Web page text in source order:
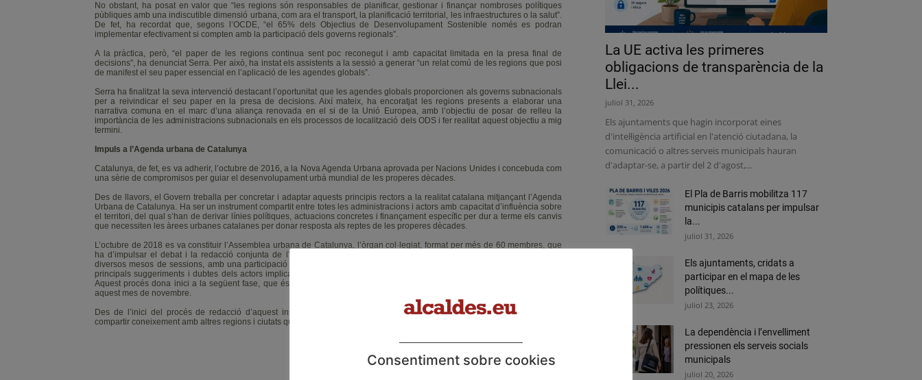
No obstant, ha posat en valor que “les regions són responsables de planificar, gestionar i finançar nombroses polítiques
públiques amb una indiscutible dimensió urbana, com ara el transport, la planificació territorial, les infraestructures o la salut”.
De fet, ha recordat que, segons l’OCDE, “el 65% dels Objectius de Desenvolupament Sostenible només es podran
implementar efectivament si compten amb la participació dels governs regionals”.
A la pràctica, però, “el paper de les regions continua sent poc reconegut i amb capacitat limitada en la presa final de
decisions”, ha denunciat Serra. Per això, ha instat els assistents a la sessió a generar “un relat comú de les regions que posi
de manifest el seu paper essencial en l’aplicació de les agendes globals”.
Serra ha finalitzat la seva intervenció destacant l’oportunitat que les agendes globals proporcionen als governs subnacionals
per a reivindicar el seu paper en la presa de decisions. Així mateix, ha encoratjat les regions presents a elaborar una
narrativa comuna en el marc d’una aliança renovada en el si de la Unió Europea, amb l’objectiu de posar de relleu la
importància de les administracions subnacionals en els processos de localització dels ODS i fer realitat aquest objectiu a mig
termini.
Impuls a l’Agenda urbana de Catalunya
Catalunya, de fet, es va adherir, l’octubre de 2016, a la Nova Agenda Urbana aprovada per Nacions Unides i concebuda com
una sèrie de compromisos per guiar el desenvolupament urbà mundial de les properes dècades.
Des de llavors, el Govern treballa per concretar i adaptar aquests principis rectors a la realitat catalana mitjançant l’Agenda
Urbana de Catalunya. Ha ser un instrument compartit entre totes les administracions i actors amb capacitat d’influència sobre
el territori, del qual s’han de derivar línies polítiques, actuacions concretes i finançament específic per dur a terme els canvis
que necessiten les àrees urbanes catalanes per donar resposta als reptes de les properes dècades.
L’octubre de 2018 es va constituir l’Assemblea urbana de Catalunya, l’òrgan col·legiat, format per més de 60 membres, que
ha d’impulsar el debat i la redacció conjunta de l’Agenda. Actualment, el procés de participació ha culminat després de
diversos mesos de sessions, amb una participació excepcional de més de 400 representants, i on s’han pogut recollir els
principals suggeriments i dubtes dels actors implicats, tant de la societat civil com dels diferents nivells de l’Administració.
Aquest procés dona inici a la següent fase, que és la celebració de la 2a Assemblea Urbana de Catalunya, prevista per a
aquest mes de novembre.
Des de l’inici del procés de redacció d’aquest instrument, el Govern ha participat en diversos fòrums multilaterals per
compartir coneixement amb altres regions i ciutats que estan impulsant les seves pròpies agendes.
La UE activa les primeres
obligacions de transparència de la
Llei...
juliol 31, 2026
Els ajuntaments que hagin incorporat eines
d'intel·ligència artificial en l'atenció ciutadana, la
comunicació o altres serveis municipals hauran
d'adaptar-se, a partir del 2 d'agost,...
El Pla de Barris mobilitza 117
municipis catalans per impulsar
la...
juliol 31, 2026
Els ajuntaments, cridats a
participar en el mapa de les
polítiques...
juliol 23, 2026
La dependència i l’envelliment
pressionen els serveis socials
municipals
juliol 20, 2026
Consentiment sobre cookies